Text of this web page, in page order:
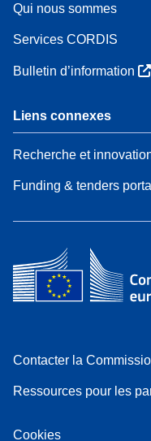
Qui nous sommes
Services CORDIS
Bulletin d’information
Liens connexes
Recherche et
Funding & tenders portal
Contacter la
Ressources pour les
Cookies